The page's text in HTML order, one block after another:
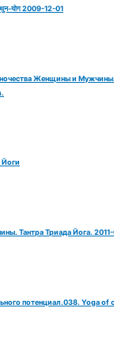
योग 2009-12-01
Женщины и
Тантра Триада Йога.
потенциал.038. Yoga